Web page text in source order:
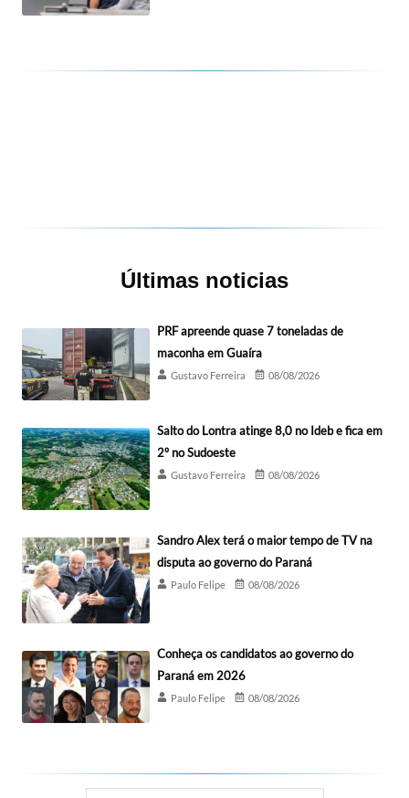
Últimas noticias
PRF apreende quase 7 toneladas de
maconha em Guaíra
Gustavo Ferreira 08/08/2026
Salto do Lontra atinge 8,0 no Ideb e fica em
2º no Sudoeste
Gustavo Ferreira 08/08/2026
Sandro Alex terá o maior tempo de TV na
disputa ao governo do Paraná
Paulo Felipe 08/08/2026
Conheça os candidatos ao governo do
Paraná em 2026
Paulo Felipe 08/08/2026